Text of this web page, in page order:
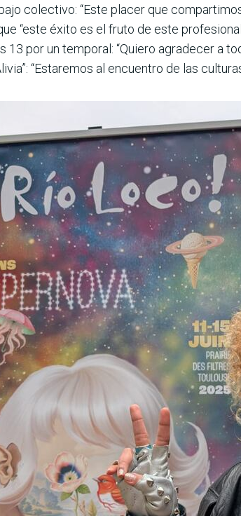
colectivo: “Este placer que
“este éxito es el fruto de este
13 por un temporal: “Quiero agradecer a
“Estaremos al encuentro de las